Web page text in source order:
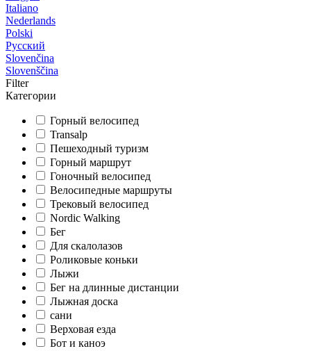
Italiano
Nederlands
Polski
Русский
Slovenčina
Slovenščina
Filter
Категории
Горный велосипед
Transalp
Пешеходный туризм
Горный маршрут
Гоночный велосипед
Велосипедные маршруты
Трековый велосипед
Nordic Walking
Бег
Для скалолазов
Роликовые коньки
Лыжи
Бег на длинные дистанции
Лыжная доска
сани
Верховая езда
Бот и каноэ